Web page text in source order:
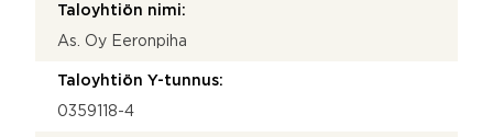
Taloyhtiön nimi:
As. Oy Eeronpiha
Taloyhtiön Y-tunnus:
0359118-4